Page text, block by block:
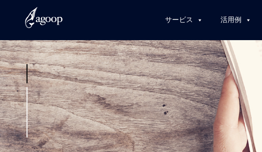
サービス 活用例